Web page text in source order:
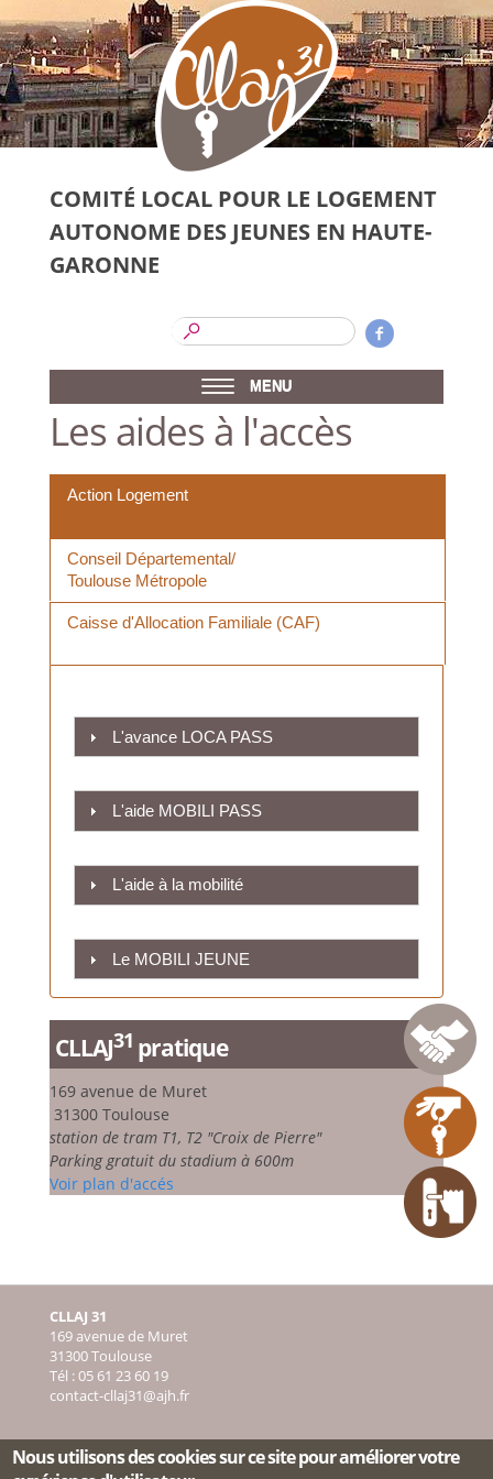
Aller au contenu principal
COMITÉ LOCAL POUR LE LOGEMENT
AUTONOME DES JEUNES EN HAUTE-
GARONNE
Formulaire de
Rechercher
Cllaj 31 - Les
clés de
l'immobilier
pour les
jeunes
Comité
local pour
autonome
jeunes en
haute-
garonne
MENU
Les aides à l'accès
Action Logement
Conseil Départemental/
Toulouse Métropole
Caisse d'Allocation Familiale (CAF)
L'avance LOCA PASS
L'aide MOBILI PASS
L'aide à la mobilité
Le MOBILI JEUNE
CLLAJ31 pratique
169 avenue de Muret
31300 Toulouse
station de tram T1, T2 "Croix de Pierre"
Parking gratuit du stadium à 600m
Voir plan d'accés
CLLAJ 31
169 avenue de Muret
31300 Toulouse
Tél : 05 61 23 60 19
contact-cllaj31@ajh.fr
Nous utilisons des cookies sur ce site pour améliorer votre